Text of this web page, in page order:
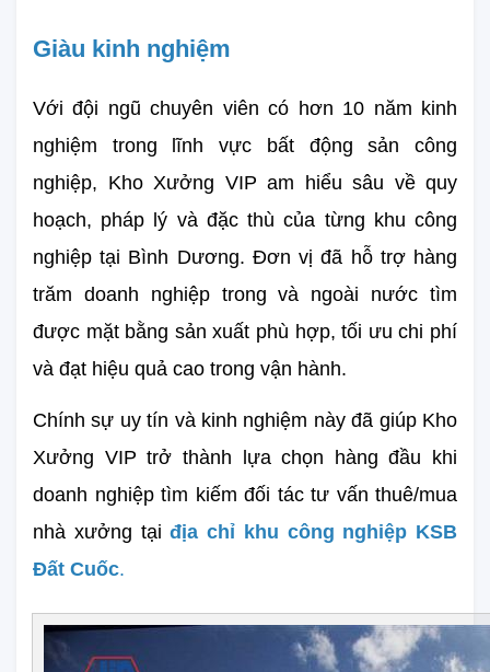
Giàu kinh nghiệm
Với đội ngũ chuyên viên có hơn 10 năm kinh
nghiệm trong lĩnh vực bất động sản công
nghiệp, Kho Xưởng VIP am hiểu sâu về quy
hoạch, pháp lý và đặc thù của từng khu công
nghiệp tại Bình Dương. Đơn vị đã hỗ trợ hàng
trăm doanh nghiệp trong và ngoài nước tìm
được mặt bằng sản xuất phù hợp, tối ưu chi phí
và đạt hiệu quả cao trong vận hành.
Chính sự uy tín và kinh nghiệm này đã giúp Kho
Xưởng VIP trở thành lựa chọn hàng đầu khi
doanh nghiệp tìm kiếm đối tác tư vấn thuê/mua
nhà xưởng tại địa chỉ khu công nghiệp KSB
Đất Cuốc.